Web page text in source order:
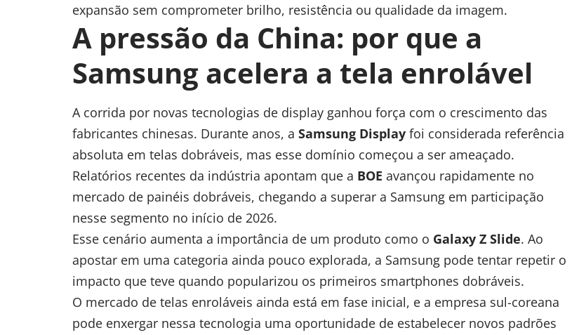
expansão sem comprometer brilho, resistência ou qualidade da imagem.
A pressão da China: por que a
Samsung acelera a tela enrolável
A corrida por novas tecnologias de display ganhou força com o crescimento das
fabricantes chinesas. Durante anos, a Samsung Display foi considerada referência
absoluta em telas dobráveis, mas esse domínio começou a ser ameaçado.
Relatórios recentes da indústria apontam que a BOE avançou rapidamente no
mercado de painéis dobráveis, chegando a superar a Samsung em participação
nesse segmento no início de 2026.
Esse cenário aumenta a importância de um produto como o Galaxy Z Slide. Ao
apostar em uma categoria ainda pouco explorada, a Samsung pode tentar repetir o
impacto que teve quando popularizou os primeiros smartphones dobráveis.
O mercado de telas enroláveis ainda está em fase inicial, e a empresa sul-coreana
pode enxergar nessa tecnologia uma oportunidade de estabelecer novos padrões